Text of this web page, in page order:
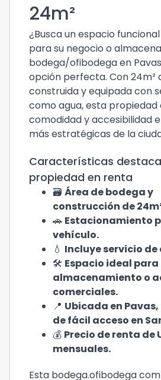
24m²
¿Busca un espacio
para su negocio o
bodega/ofibodega en
opción perfecta. Con 24m²
construida y equipada con
como agua, esta
comodidad y accesibilidad
más estratégicas de la
Características
propiedad en renta
🗃️ Área de bodega y
construcción de
🚗 Estacionamiento
vehículo.
💧 Incluye servicio de
🛠️ Espacio ideal para
almacenamiento o
comerciales.
📍 Ubicada en
de fácil acceso en
💰 Precio de renta de
mensuales.
Esta bodega.ofibodega